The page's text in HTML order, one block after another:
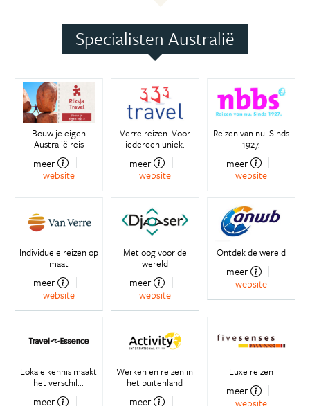
Specialisten Australië
Bouw je eigen
Australië reis
meer
website
Verre reizen. Voor
iedereen uniek.
meer
website
Reizen van nu. Sinds
1927.
meer
website
Individuele reizen op
maat
meer
website
Met oog voor de
wereld
meer
website
Ontdek de wereld
meer
website
Lokale kennis maakt
het verschil...
meer
Werken en reizen in
het buitenland
meer
Luxe reizen
meer
website